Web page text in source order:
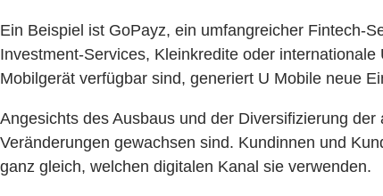
Ein Beispiel ist GoPayz, ein umfangreicher Fintech-
Investment-Services, Kleinkredite oder
Mobilgerät verfügbar sind, generiert U Mobile neue
Angesichts des Ausbaus und der Diversifizierung
Veränderungen gewachsen sind. Kundinnen und
ganz gleich, welchen digitalen Kanal sie verwenden.